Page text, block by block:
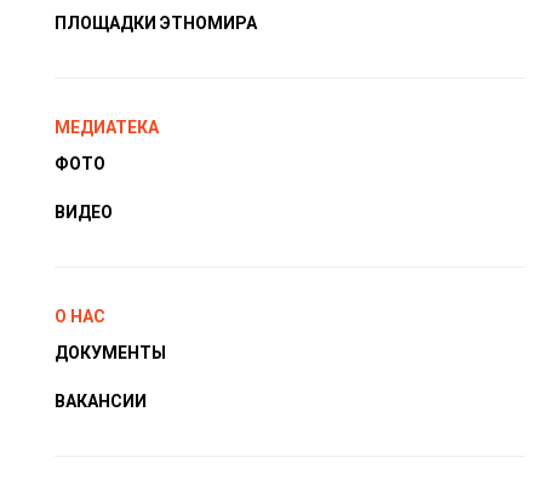
ПЛОЩАДКИ ЭТНОМИРА
МЕДИАТЕКА
ФОТО
ВИДЕО
О НАС
ДОКУМЕНТЫ
ВАКАНСИИ